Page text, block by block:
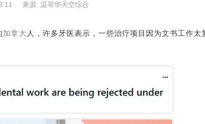
来源: 温哥华天空综合
加拿大 人，许多牙医表示，一些治疗项目因为文书工作太